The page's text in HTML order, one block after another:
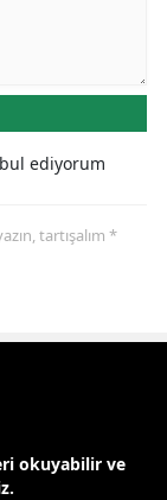
ediyorum
tartışalım *
okuyabilir ve